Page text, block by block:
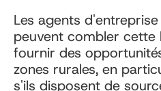
Les agents
peuvent combler cette
fournir des
zones rurales, en
s'ils disposent de